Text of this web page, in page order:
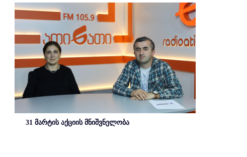
31 მარტის აქციის მნიშვნელობა